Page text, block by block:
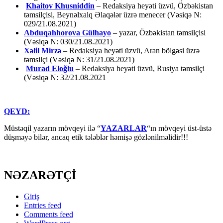
Khaitov Khusniddin – Redaksiya heyəti üzvü, Özbəkistan
təmsilçisi, Beynəlxalq Əlaqələr üzrə menecer (Vəsiqə N:
029/21.08.2021)
Abduqahhorova Gülhayo – yazar, Özbəkistan təmsilçisi
(Vəsiqə N: 030/21.08.2021)
Xəlil Mirzə – Redaksiya heyəti üzvü, Aran bölgəsi üzrə
təmsilçi (Vəsiqə N: 31/21.08.2021)
Murad Eloğlu – Redaksiya heyəti üzvü, Rusiya təmsilçi
(Vəsiqə N: 32/21.08.2021
QEYD:
Müstəqil yazarın mövqeyi ilə “YAZARLAR“ın mövqeyi üst-üstə
düşməyə bilər, ancaq etik tələblər həmişə gözlənilməlidir!!!
NƏZARƏTÇİ
Giriş
Entries feed
Comments feed